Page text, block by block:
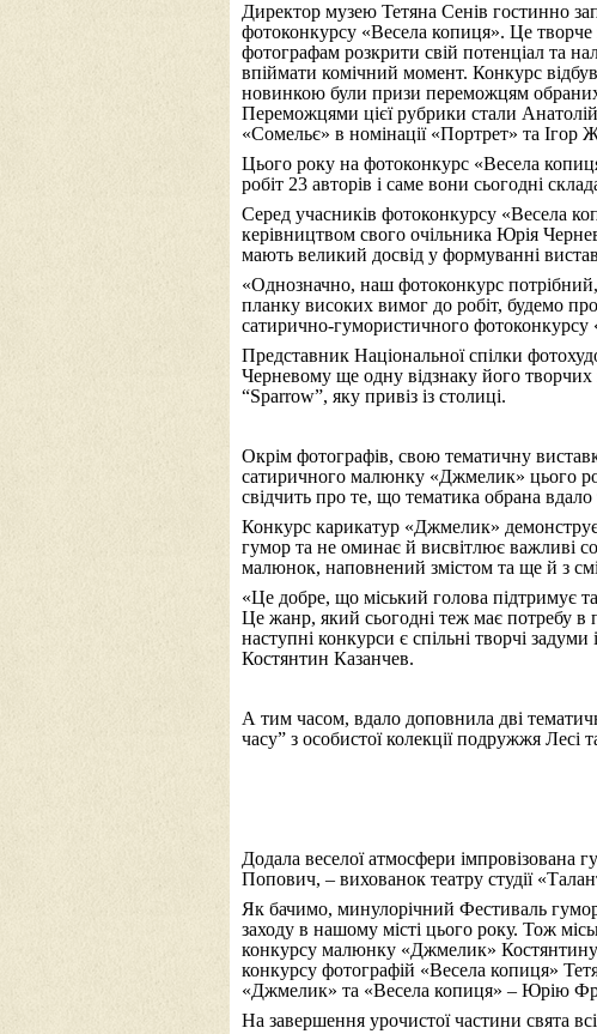
Директор музею Тетяна Сенів гостинно
фотоконкурсу «Весела копиця». Це творче
фотографам розкрити свій потенціал та
впіймати комічний момент. Конкурс
новинкою були призи переможцям обраних
Переможцями цієї рубрики стали
«Сомельє» в номінації «Портрет» та Ігор
Цього року на фотоконкурс «Весела
робіт 23 авторів і саме вони сьогодні
Серед учасників фотоконкурсу «Весела
керівництвом свого очільника Юрія
мають великий досвід у формуванні
«Однозначно, наш фотоконкурс
планку високих вимог до робіт, будемо
сатирично-гумористичного
Представник Національної спілки
Черневому ще одну відзнаку його
“Sparrow”, яку привіз із столиці.
Окрім фотографів, свою тематичну
сатиричного малюнку «Джмелик» цього
свідчить про те, що тематика обрана
Конкурс карикатур «Джмелик»
гумор та не оминає й висвітлює важливі
малюнок, наповнений змістом та ще й з
«Це добре, що міський голова підтримує
Це жанр, який сьогодні теж має потребу в
наступні конкурси є спільні творчі
Костянтин Казанчев.
А тим часом, вдало доповнила дві
часу” з особистої колекції подружжя Лесі
Додала веселої атмосфери імпровізована
Попович, – вихованок театру студії
Як бачимо, минулорічний Фестиваль
заходу в нашому місті цього року. Тож
конкурсу малюнку «Джмелик» Костянтину
конкурсу фотографій «Весела копиця»
«Джмелик» та «Весела копиця» – Юрію
На завершення урочистої частини свята